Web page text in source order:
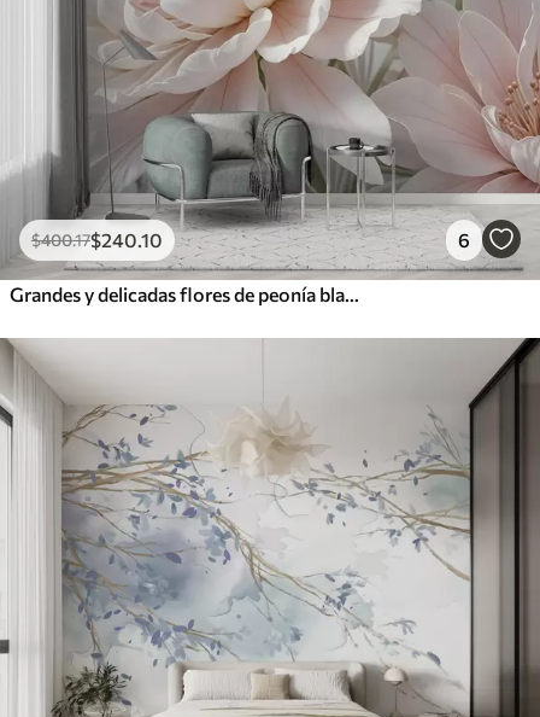
$400.17$240 .10 6